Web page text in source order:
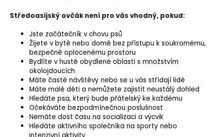
Středoasijský ovčák není pro vás vhodný, pokud:
Jste začátečník v chovu psů
Žijete v bytě nebo domě bez přístupu k soukromému,
bezpečně oplocenému prostoru
Bydlíte v hustě obydlené oblasti s množstvím
okolojdoucích
Máte časté návštěvy nebo se u vás střídají lidé
Máte malé děti a nemůžete zajistit neustálý dohled
Hledáte psa, který bude přátelský ke každému
Očekáváte bezpodmínečnou poslušnost
Nemáte dost času na socializaci a výcvik
Hledáte aktivního společníka na sporty nebo
intenzivní aktivity